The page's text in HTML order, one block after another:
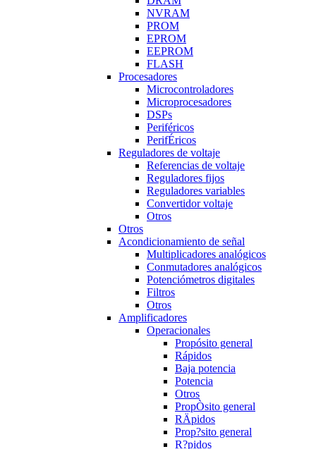
NVRAM
PROM
EPROM
EEPROM
FLASH
Procesadores
Microcontroladores
Microprocesadores
DSPs
Periféricos
PerifÉricos
Reguladores de voltaje
Referencias de voltaje
Reguladores fijos
Reguladores variables
Convertidor voltaje
Otros
Otros
Acondicionamiento de señal
Multiplicadores analógicos
Conmutadores analógicos
Potenciómetros digitales
Filtros
Otros
Amplificadores
Operacionales
Propósito general
Rápidos
Baja potencia
Potencia
Otros
PropÒsito general
RÄpidos
Prop?sito general
R?pidos